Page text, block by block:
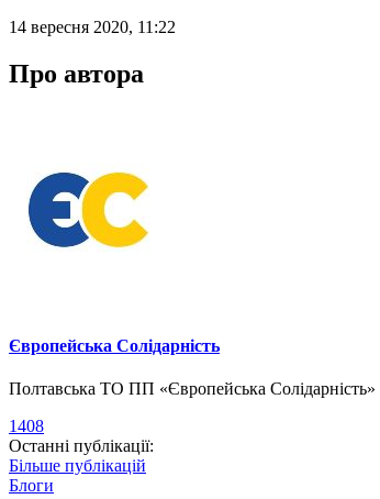
14 вересня 2020, 11:22
Про автора
Європейська Солідарність
Полтавська ТО ПП «Європейська
1408
Останні публікації:
Більше публікацій
Блоги